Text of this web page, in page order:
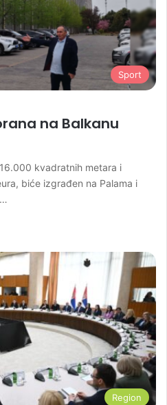
Sport
na Balkanu
kvadratnih metara i
biće izgrađen na Palama i
Region